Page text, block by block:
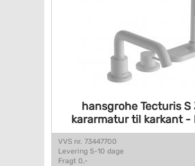
hansgrohe Tecturis
kararmatur til karkant -
VVS nr. 73447700
Levering 5-10 dage
Fragt 0,-